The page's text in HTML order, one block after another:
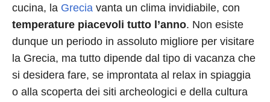
cucina, la Grecia vanta un clima invidiabile, con
temperature piacevoli tutto l’anno. Non esiste
dunque un periodo in assoluto migliore per visitare
la Grecia, ma tutto dipende dal tipo di vacanza che
si desidera fare, se improntata al relax in spiaggia
o alla scoperta dei siti archeologici e della cultura